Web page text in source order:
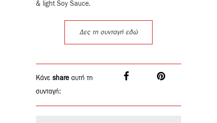
& light Soy Sauce.
Δες τη συνταγή εδώ
Κάνε share αυτή τη
συνταγή: